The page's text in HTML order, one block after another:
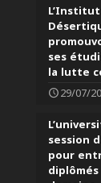
ses
la lutte
29/07/
session
pour